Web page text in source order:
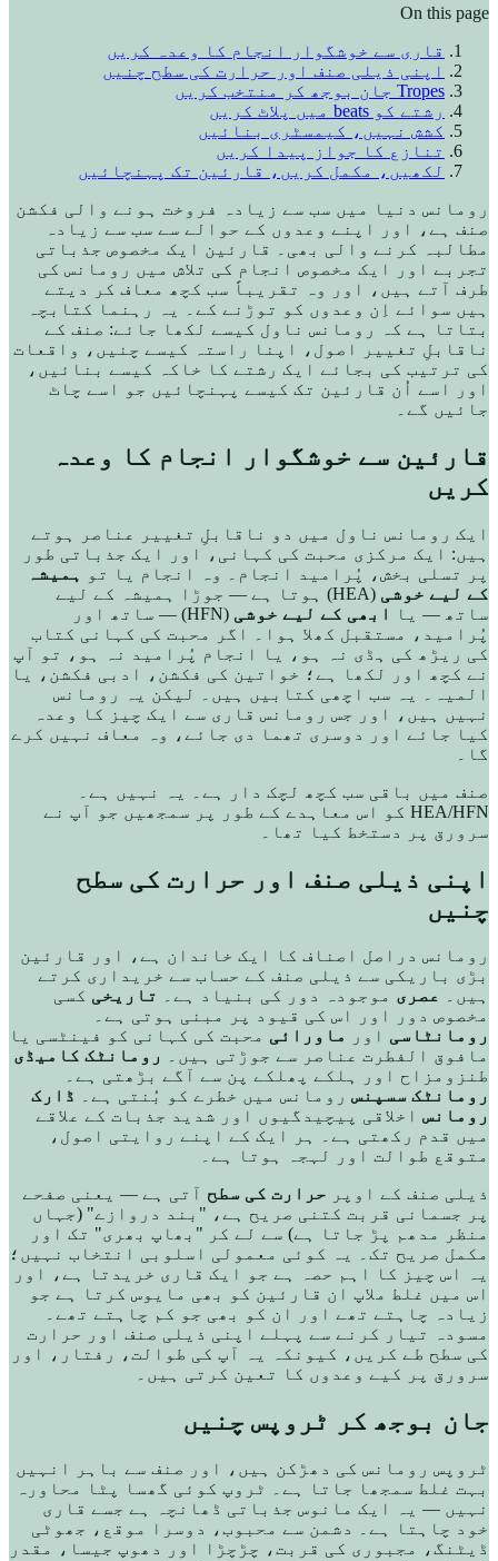
On this page
قاری سے خوشگوار انجام کا وعدہ کریں
اپنی ذیلی صنف اور حرارت کی سطح چنیں
Tropes جان بوجھ کر منتخب کریں
رشتے کو beats میں پلاٹ کریں
کشش نہیں، کیمسٹری بنائیں
تنازع کا جواز پیدا کریں
لکھیں، مکمل کریں، قارئین تک پہنچائیں
رومانس دنیا میں سب سے زیادہ فروخت ہونے والی فکشن
صنف ہے، اور اپنے وعدوں کے حوالے سے سب سے زیادہ
مطالبہ کرنے والی بھی۔ قارئین ایک مخصوص جذباتی
تجربے اور ایک مخصوص انجام کی تلاش میں رومانس کی
طرف آتے ہیں، اور وہ تقریباً سب کچھ معاف کر دیتے
ہیں سوائے اِن وعدوں کو توڑنے کے۔ یہ رہنما کتابچہ
بتاتا ہے کہ رومانس ناول کیسے لکھا جائے: صنف کے
ناقابلِ تغییر اصول، اپنا راستہ کیسے چنیں، واقعات
کی ترتیب کی بجائے ایک رشتے کا خاکہ کیسے بنائیں،
اور اسے اُن قارئین تک کیسے پہنچائیں جو اسے چاٹ
جائیں گے۔
قارئین سے خوشگوار انجام کا وعدہ
کریں
ایک رومانس ناول میں دو ناقابلِ تغییر عناصر ہوتے
ہیں: ایک مرکزی محبت کی کہانی، اور ایک جذباتی طور
پر تسلی بخش، پُرامید انجام۔ وہ انجام یا تو
ہمیشہ
کے لیے خوشی
(HEA) ہوتا ہے — جوڑا ہمیشہ کے لیے
ساتھ — یا
ابھی کے لیے خوشی
(HFN) — ساتھ اور
پُرامید، مستقبل کھلا ہوا۔ اگر محبت کی کہانی کتاب
کی ریڑھ کی ہڈی نہ ہو، یا انجام پُرامید نہ ہو، تو آپ
نے کچھ اور لکھا ہے؛ خواتین کی فکشن، ادبی فکشن، یا
المیہ۔ یہ سب اچھی کتابیں ہیں۔ لیکن یہ رومانس
نہیں ہیں، اور جس رومانس قاری سے ایک چیز کا وعدہ
کیا جائے اور دوسری تھما دی جائے، وہ معاف نہیں کرے
گا۔
صنف میں باقی سب کچھ لچک دار ہے۔ یہ نہیں ہے۔
HEA/HFN کو اس معاہدے کے طور پر سمجھیں جو آپ نے
سرورق پر دستخط کیا تھا۔
اپنی ذیلی صنف اور حرارت کی سطح
چنیں
رومانس دراصل اصناف کا ایک خاندان ہے، اور قارئین
بڑی باریکی سے ذیلی صنف کے حساب سے خریداری کرتے
ہیں۔ عصری موجودہ دور کی بنیاد ہے۔ تاریخی کسی
مخصوص دور اور اس کی قیود پر مبنی ہوتی ہے۔
رومانٹاسی اور ماورائی محبت کی کہانی کو فینٹسی یا
مافوق الفطرت عناصر سے جوڑتی ہیں۔ رومانٹک کامیڈی
طنزومزاح اور ہلکے پھلکے پن سے آگے بڑھتی ہے۔
رومانٹک سسپنس رومانس میں خطرے کو بُنتی ہے۔ ڈارک
رومانس اخلاقی پیچیدگیوں اور شدید جذبات کے علاقے
میں قدم رکھتی ہے۔ ہر ایک کے اپنے روایتی اصول،
متوقع طوالت اور لہجہ ہوتا ہے۔
ذیلی صنف کے اوپر حرارت کی سطح آتی ہے — یعنی صفحے
پر جسمانی قربت کتنی صریح ہے، "بند دروازے" (جہاں
منظر مدھم پڑ جاتا ہے) سے لے کر "بھاپ بھری" تک اور
مکمل صریح تک۔ یہ کوئی معمولی اسلوبی انتخاب نہیں؛
یہ اس چیز کا اہم حصہ ہے جو ایک قاری خریدتا ہے، اور
اس میں غلط ملاپ ان قارئین کو بھی مایوس کرتا ہے جو
زیادہ چاہتے تھے اور ان کو بھی جو کم چاہتے تھے۔
مسودہ تیار کرنے سے پہلے اپنی ذیلی صنف اور حرارت
کی سطح طے کریں، کیونکہ یہ آپ کی طوالت، رفتار، اور
سرورق پر کیے وعدوں کا تعین کرتی ہیں۔
جان بوجھ کر ٹروپس چنیں
ٹروپس رومانس کی دھڑکن ہیں، اور صنف سے باہر انہیں
بہت غلط سمجھا جاتا ہے۔ ٹروپ کوئی گھسا پٹا محاورہ
نہیں — یہ ایک مانوس جذباتی ڈھانچہ ہے جسے قاری
خود چاہتا ہے۔ دشمن سے محبوب، دوسرا موقع، جھوٹی
ڈیٹنگ، مجبوری کی قربت، چڑچڑا اور دھوپ جیسا، مقدر